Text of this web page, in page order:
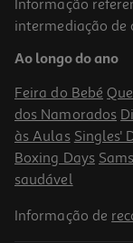
Refrigerador De
7.15 €/un
7,15 €
Informação
intermediação de
Ao longo do ano
Feira do Bebé
dos Namorados
às Aulas Singles'
Boxing Days
saudável
Informação de